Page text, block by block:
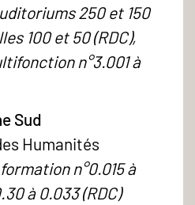
250 et 150
100 et 50 (RDC),
n°3.001 à
Sud
Humanités
n°0.015 à
à 0.033 (RDC)